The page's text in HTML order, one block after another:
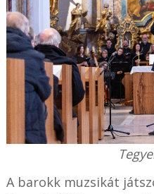
A barokk muzsikát